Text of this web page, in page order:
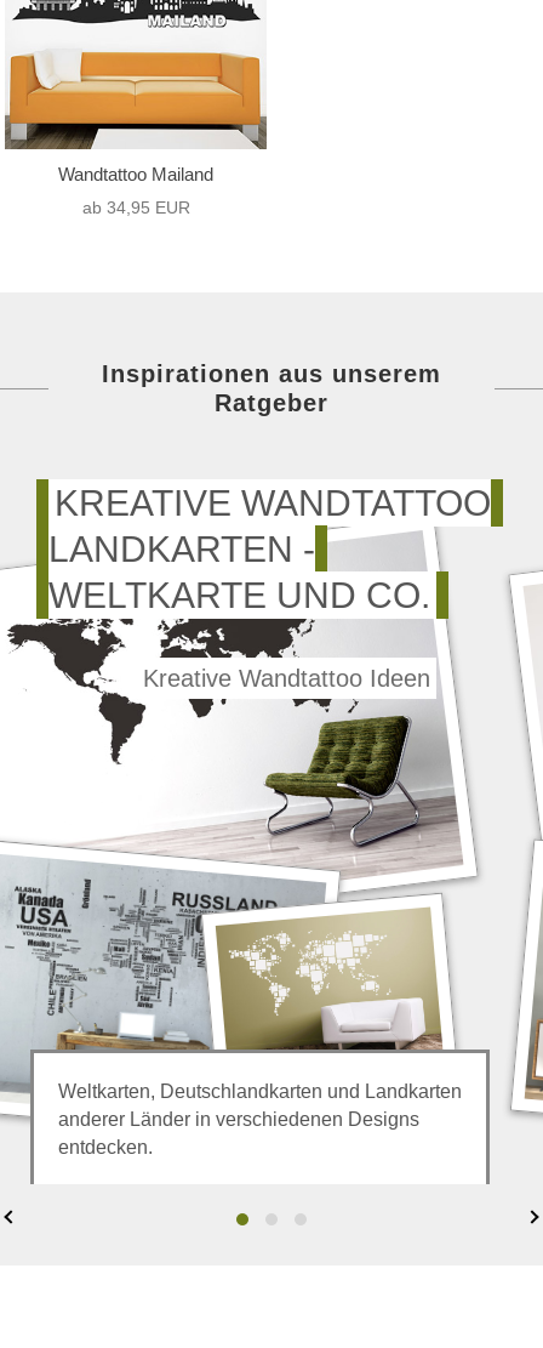
Wandtattoo Mailand
ab 34,95 EUR
Inspirationen aus unserem
Ratgeber
KREATIVE WANDTATTOO
LANDKARTEN -
WELTKARTE UND CO.
Kreative Wandtattoo Ideen
Weltkarten, Deutschlandkarten und Landkarten
anderer Länder in verschiedenen Designs
entdecken.